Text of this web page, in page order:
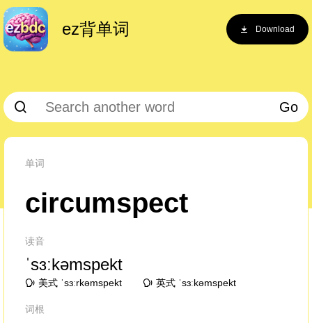
ez背单词 Download
Go
单词
circumspect
读音
ˈsɜːkəmspekt
美式 ˈsɜːrkəmspekt 英式 ˈsɜːkəmspekt
词根